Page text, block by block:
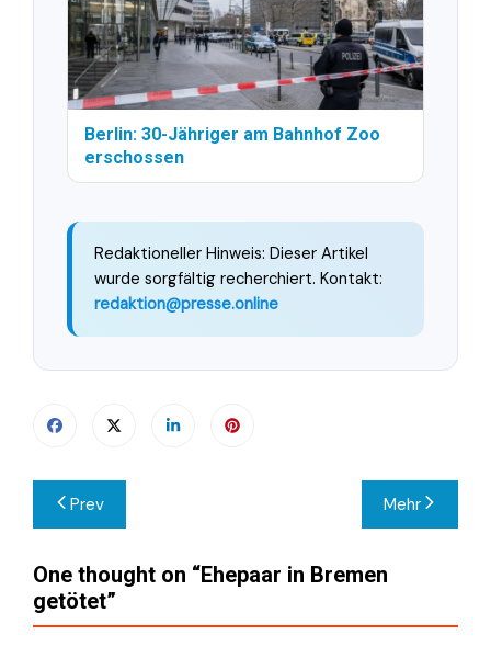
Berlin: 30-Jähriger am Bahnhof Zoo
erschossen
Redaktioneller Hinweis: Dieser Artikel
wurde sorgfältig recherchiert. Kontakt:
redaktion@presse.online
Beitragsnavigation
Prev Mehr
One thought on “Ehepaar in Bremen
getötet”